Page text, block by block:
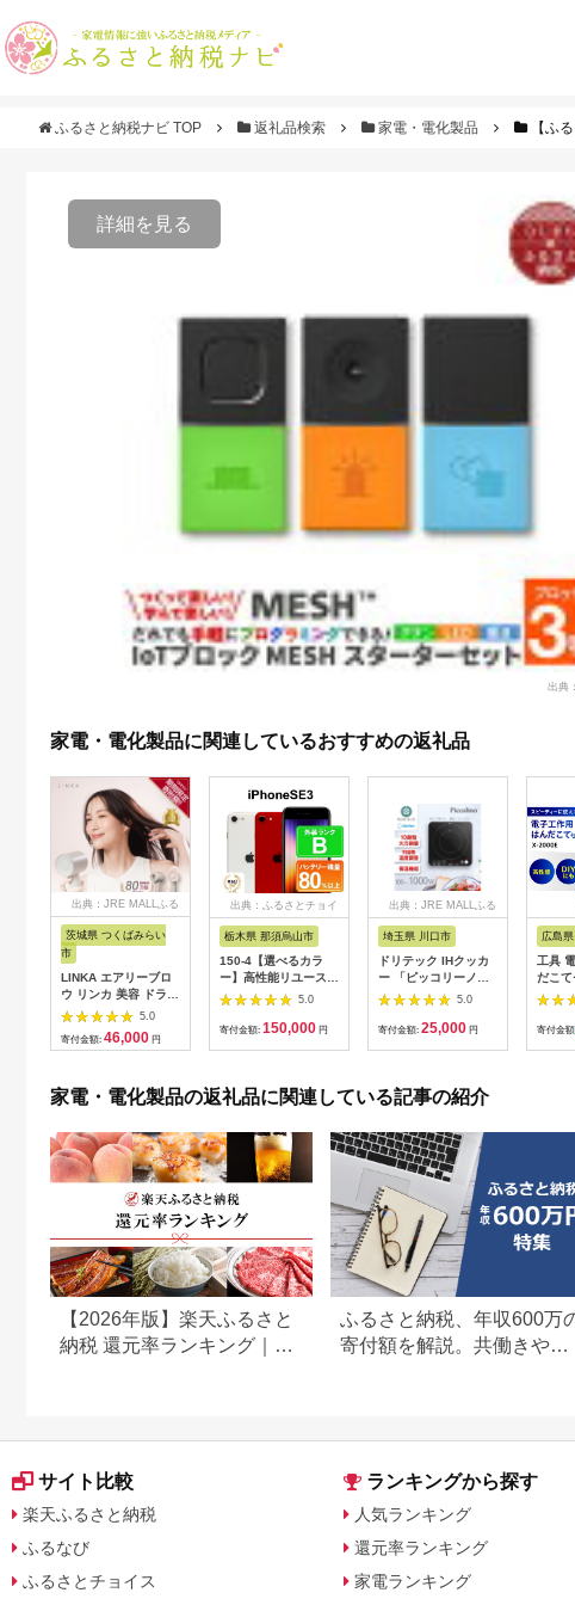
ふるさと納税ナビ TOP 返礼品検索 家電・電化製品 【ふ
詳細を見る
出典
家電・電化製品に関連しているおすすめの返礼品
出典：JRE MALLふる
茨城県 つくばみらい
市
LINKA エアリーブロ
ウ リンカ 美容 ドライ
ヤー ヘアケア 髪 エス
テ ギフト ラッピング
贈呈品 プレゼント 母
5.0
寄付金額: 46,000 円
出典：ふるさとチョイ
栃木県 那須烏山市
150-4【選べるカラ
ー】高性能リユース
スマホ Apple
iPhoneSE 3 128GB
SIMロック解除済 本
5.0
寄付金額: 150,000 円
出典：JRE MALLふる
埼玉県 川口市
ドリテック IHクッカ
ー 「ピッコリーノ」
ブラック DI-
217BK【1642626】
5.0
寄付金額: 25,000 円
広島
工具
だこ
寄付金
家電・電化製品の返礼品に関連している記事の紹介
【2026年版】楽天ふるさと
納税 還元率ランキング｜高
ふるさと納税、年収600万
寄付額を解説。共働きや子
サイト比較
楽天ふるさと納税
ふるなび
ふるさとチョイス
ランキングから探す
人気ランキング
還元率ランキング
家電ランキング